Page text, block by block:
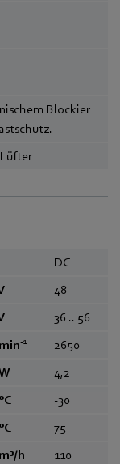
Blockier
DC
48
36 .. 56
-1
2650
4,2
-30
75
h
110